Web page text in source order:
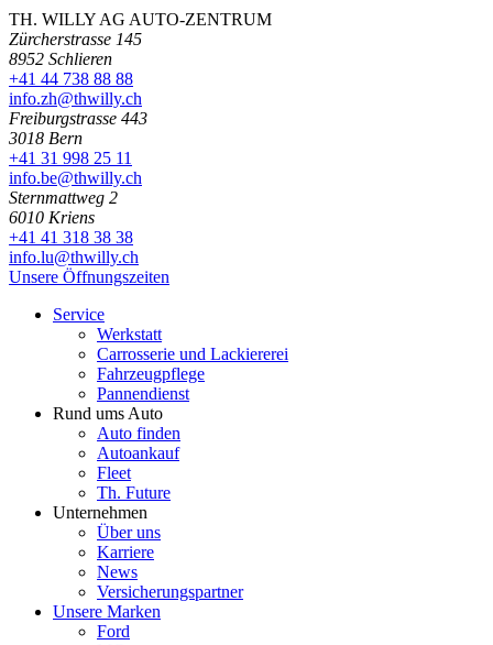
TH. WILLY AG AUTO-ZENTRUM
Zürcherstrasse 145
8952 Schlieren
+41 44 738 88 88
info.zh@thwilly.ch
Freiburgstrasse 443
3018 Bern
+41 31 998 25 11
info.be@thwilly.ch
Sternmattweg 2
6010 Kriens
+41 41 318 38 38
info.lu@thwilly.ch
Unsere Öffnungszeiten
Service
Werkstatt
Carrosserie und Lackiererei
Fahrzeugpflege
Pannendienst
Rund ums Auto
Auto finden
Autoankauf
Fleet
Th. Future
Unternehmen
Über uns
Karriere
News
Versicherungspartner
Unsere Marken
Ford